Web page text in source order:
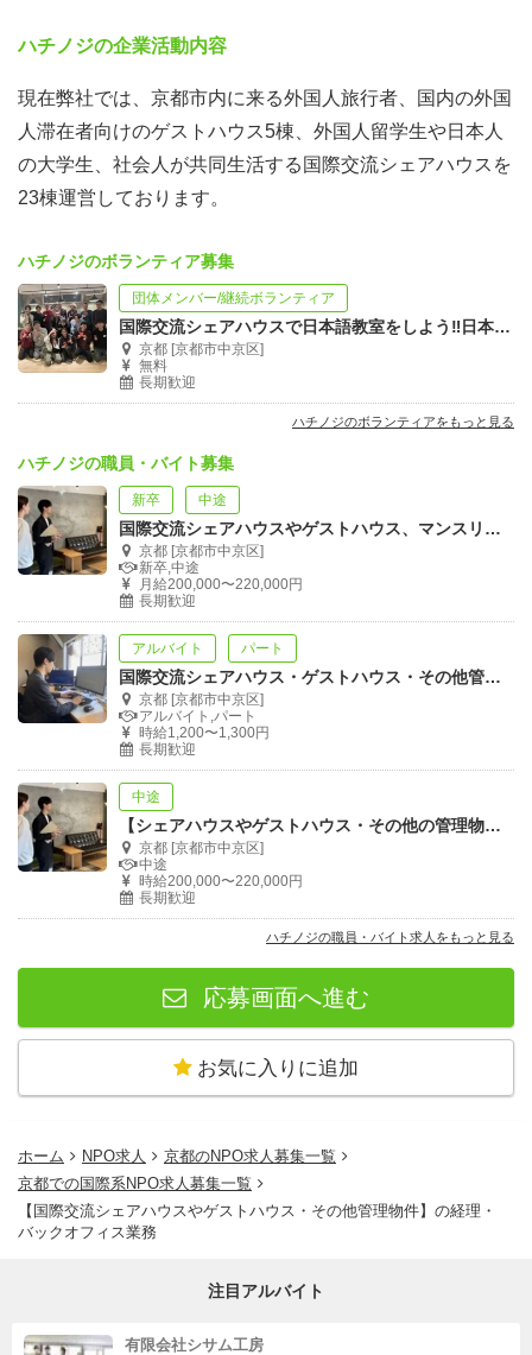
ハチノジの企業活動内容
現在弊社では、京都市内に来る外国人旅行者、国内の外国
人滞在者向けのゲストハウス5棟、外国人留学生や日本人
の大学生、社会人が共同生活する国際交流シェアハウスを
23棟運営しております。
ハチノジのボランティア募集
団体メンバー/継続ボランティア
国際交流シェアハウスで日本語教室をしよう‼︎日本語教師募集‼︎
京都 [京都市中京区]
無料
長期歓迎
ハチノジのボランティアをもっと見る
ハチノジの職員・バイト募集
新卒 中途
国際交流シェアハウスやゲストハウス、マンスリーアパートのオペレーション業務
京都 [京都市中京区]
新卒,中途
月給200,000〜220,000円
長期歓迎
アルバイト パート
国際交流シェアハウス・ゲストハウス・その他管理物件の運営サポートスタッフ
京都 [京都市中京区]
アルバイト,パート
時給1,200〜1,300円
長期歓迎
中途
【シェアハウスやゲストハウス・その他の管理物件】の巡回管理スタッフ
京都 [京都市中京区]
中途
時給200,000〜220,000円
長期歓迎
ハチノジの職員・バイト求人をもっと見る
応募画面へ進む
お気に入りに追加
ホーム NPO求人
京都のNPO求人募集一覧
京都での国際系NPO求人募集一覧
【国際交流シェアハウスやゲストハウス・その他管理物件】の経理・
バックオフィス業務
注目アルバイト
有限会社シサム工房